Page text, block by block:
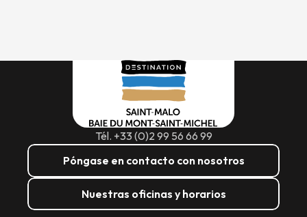
Tél. +33 (0)2 99 56 66 99
Póngase en contacto con nosotros
Nuestras oficinas y horarios